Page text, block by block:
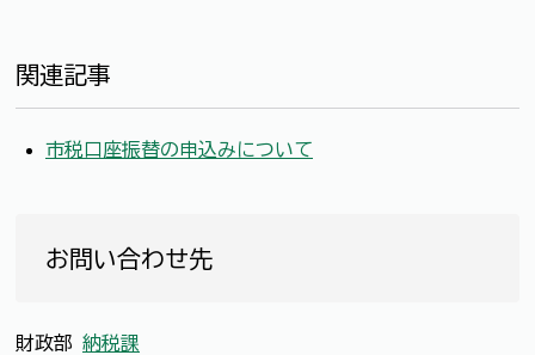
関連記事
市税口座振替の申込みについて
お問い合わせ先
財政部 納税課